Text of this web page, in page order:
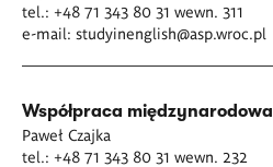
tel.: +48 71 343 80 31 wewn. 311
e-mail: studyinenglish@asp.wroc.pl
Współpraca międzynarodowa
Paweł Czajka
tel.: +48 71 343 80 31 wewn. 232